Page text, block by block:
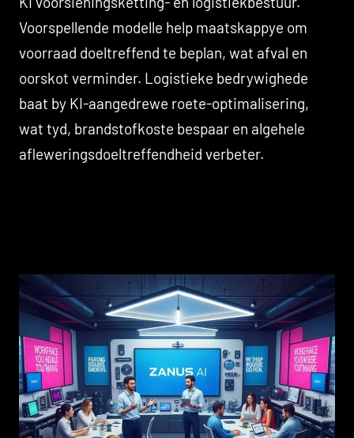
Voorspellende modelle help maatskappye om
voorraad doeltreffend te beplan, wat afval en
oorskot verminder. Logistieke bedrywighede
baat by KI-aangedrewe roete-optimalisering,
wat tyd, brandstofkoste bespaar en algehele
afleweringsdoeltreffendheid verbeter.